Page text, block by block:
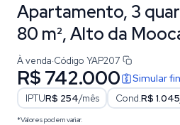
Apartamento, 3
80 m², Alto da
À venda·Código YAP207
R$ 742.000 Simular
IPTUR$ 254/mês Cond.R$ 1.045
*Valores podem variar.